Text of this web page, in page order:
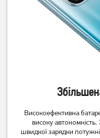
Смартфон Xiaomi Redmi
Note 14S 8/128GB Aurora
Purple NFC (Global) (із
зарядним пристроєм)
Високоефективна
високу автономність.
швидкої зарядки